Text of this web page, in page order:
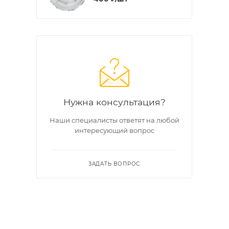
Нужна консультация?
Наши специалисты ответят на любой
интересующий вопрос
ЗАДАТЬ ВОПРОС